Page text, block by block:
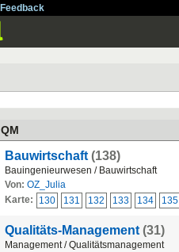
Feedback
QM
Bauwirtschaft (138)
Bauingenieurwesen / Bauwirtschaft
Von: OZ_Julia
Karte:
130 131 132 133 134 135
Qualitäts-Management (31)
Management / Qualitätsmanagement